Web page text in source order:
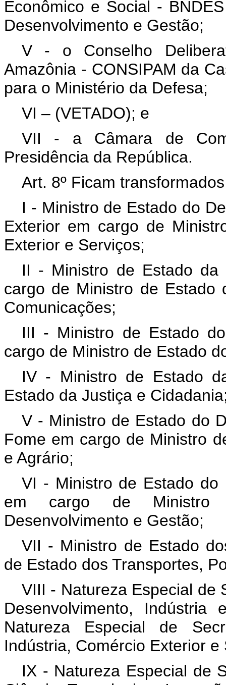
Econômico e Social -
Desenvolvimento e Gestão;
V - o Conselho
Amazônia - CONSIPAM da
para o Ministério da Defesa;
VI – (VETADO); e
VII - a Câmara de
Presidência da República.
Art. 8º Ficam
I - Ministro de Estado do
Exterior em cargo de
Exterior e Serviços;
II - Ministro de Estado da
cargo de Ministro de Estado
Comunicações;
III - Ministro de Estado
cargo de Ministro de Estado
IV - Ministro de Estado
Estado da Justiça e
V - Ministro de Estado do
Fome em cargo de Ministro
e Agrário;
VI - Ministro de Estado do
em cargo de Ministro
Desenvolvimento e Gestão;
VII - Ministro de Estado
de Estado dos Transportes,
VIII - Natureza Especial de
Desenvolvimento,
Natureza Especial de
Indústria, Comércio Exterior e
IX - Natureza Especial de